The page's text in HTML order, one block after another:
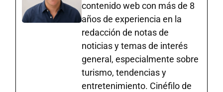
contenido web con más de 8
años de experiencia en la
redacción de notas de
noticias y temas de interés
general, especialmente sobre
turismo, tendencias y
entretenimiento. Cinéfilo de